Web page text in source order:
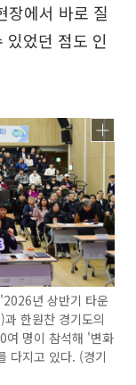
장에서 바로 질
있었던 점도 인
년 상반기 타운
한원찬 경기도의
여 명이 참석해 '변화
다지고 있다. (경기